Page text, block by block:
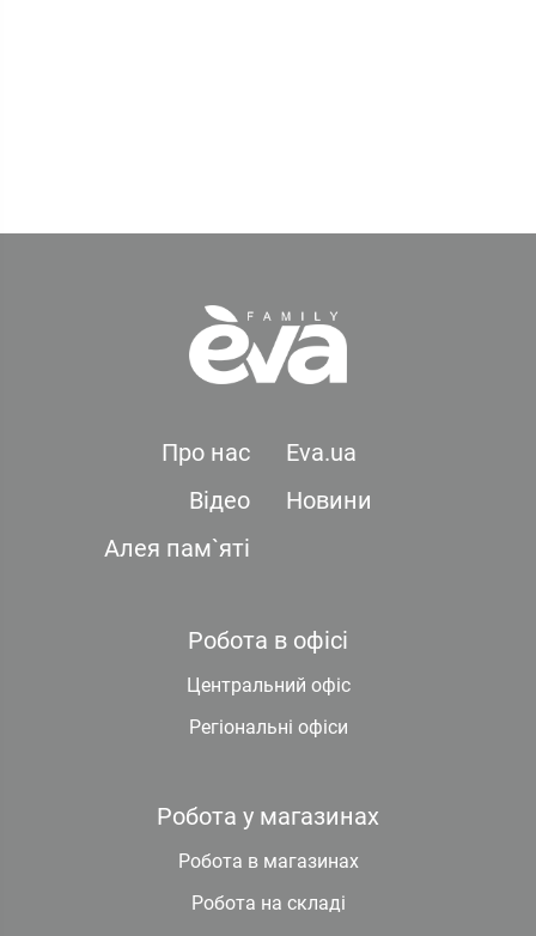
Про нас
Eva.ua
Відео
Новини
Алея пам`яті
Робота в офісі
Центральний офіс
Регіональні офіси
Робота у магазинах
Робота в магазинах
Робота на складі